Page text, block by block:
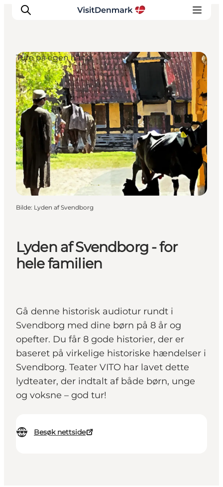
Inspirasjon
Reisemål
Aktiviteter
Overnatting
Planlegg reisen
Lyden af Svendborg - for
hele familien
Gå denne historisk audiotur rundt i
Svendborg med dine børn på 8 år og
opefter. Du får 8 gode historier, der er
baseret på virkelige historiske hændelser i
Svendborg. Teater VITO har lavet dette
lydteater, der indtalt af både børn, unge
og voksne – god tur!
Besøk nettside
Ture på egen hånd
Bilde: Lyden af Svendborg